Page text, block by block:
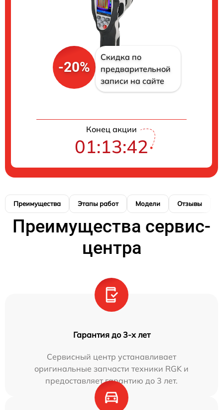
-20%
Скидка по
предварительной
записи на сайте
Конец акции
01:13:42
Преимущества Этапы работ Модели Отзывы
Преимущества сервис-
центра
Гарантия до 3-х лет
Сервисный центр устанавливает
оригинальные запчасти техники RGK и
предоставляет гарантию до 3 лет.